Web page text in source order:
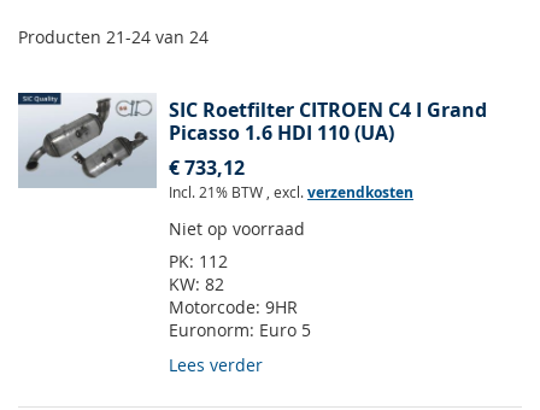
Producten 21-24 van 24
SIC Roetfilter CITROEN C4 I Grand
Picasso 1.6 HDI 110 (UA)
€ 733,12
Incl. 21% BTW , excl.verzendkosten
Niet op voorraad
PK: 112
KW: 82
Motorcode: 9HR
Euronorm: Euro 5
Lees verder